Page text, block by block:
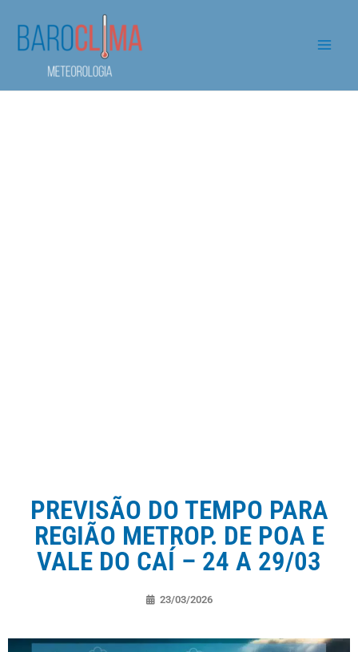
PREVISÃO DO TEMPO PARA
REGIÃO METROP. DE POA E
VALE DO CAÍ – 24 A 29/03
23/03/2026